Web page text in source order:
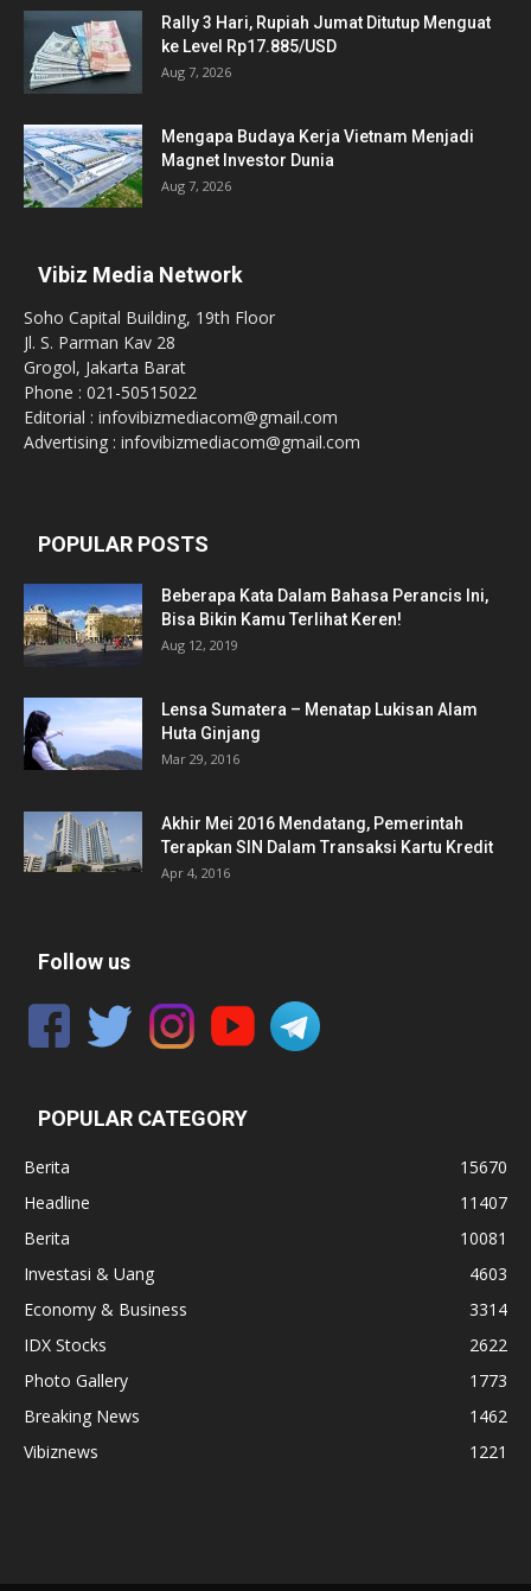
Rally 3 Hari, Rupiah Jumat Ditutup Menguat
ke Level Rp17.885/USD
Aug 7, 2026
Mengapa Budaya Kerja Vietnam Menjadi
Magnet Investor Dunia
Aug 7, 2026
Vibiz Media Network
Soho Capital Building, 19th Floor
Jl. S. Parman Kav 28
Grogol, Jakarta Barat
Phone : 021-50515022
Editorial : infovibizmediacom@gmail.com
Advertising : infovibizmediacom@gmail.com
POPULAR POSTS
Beberapa Kata Dalam Bahasa Perancis Ini,
Bisa Bikin Kamu Terlihat Keren!
Aug 12, 2019
Lensa Sumatera – Menatap Lukisan Alam
Huta Ginjang
Mar 29, 2016
Akhir Mei 2016 Mendatang, Pemerintah
Terapkan SIN Dalam Transaksi Kartu Kredit
Apr 4, 2016
Follow us
POPULAR CATEGORY
Berita
15670
Headline
11407
Berita
10081
Investasi & Uang
4603
Economy & Business
3314
IDX Stocks
2622
Photo Gallery
1773
Breaking News
1462
Vibiznews
1221